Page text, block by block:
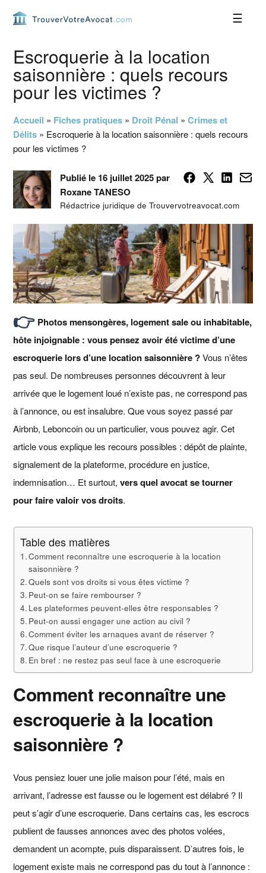
navigation
principale
principal
barre
latérale
principale
pageEscroquerie à la location
saisonnière : quels recours
pour les victimes ?
Accueil » Fiches pratiques » Droit Pénal »Crimes et
Délits » Escroquerie à la location saisonnière : quels recours
pour les victimes ?
Publié le 16 juillet 2025 par
Roxane TANESO
Rédactrice juridique de Trouvervotreavocat.com
👉 Photos mensongères, logement sale ou inhabitable,
hôte injoignable : vous pensez avoir été victime d’une
escroquerie lors d’une location saisonnière ?Vous n’êtes
pas seul. De nombreuses personnes découvrent à leur
arrivée que le logement loué n’existe pas, ne correspond pas
à l’annonce, ou est insalubre. Que vous soyez passé par
Airbnb, Leboncoin ou un particulier, vous pouvez agir. Cet
article vous explique les recours possibles : dépôt de plainte,
signalement de la plateforme, procédure en justice,
indemnisation… Et surtout,vers quel avocat se tourner
pour faire valoir vos droits.
Table des matières
Comment reconnaître une escroquerie à la location
saisonnière ?
Quels sont vos droits si vous êtes victime ?
Peut-on se faire rembourser ?
Les plateformes peuvent-elles être responsables ?
Peut-on aussi engager une action au civil ?
Comment éviter les arnaques avant de réserver ?
Que risque l’auteur d’une escroquerie ?
En bref : ne restez pas seul face à une escroquerie
Comment reconnaître une
escroquerie à la location
saisonnière ?
Vous pensiez louer une jolie maison pour l’été, mais en
arrivant, l’adresse est fausse ou le logement est délabré ? Il
peut s’agir d’une escroquerie. Dans certains cas, les escrocs
publient de fausses annonces avec des photos volées,
demandent un acompte, puis disparaissent. D’autres fois, le
logement existe mais ne correspond pas du tout à l’annonce :